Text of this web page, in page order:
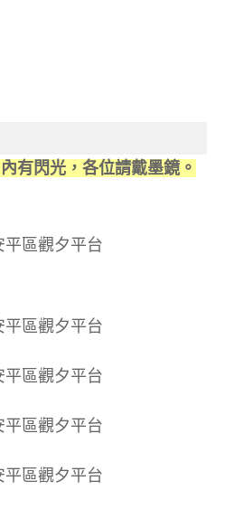
有閃光，各位請戴墨鏡。